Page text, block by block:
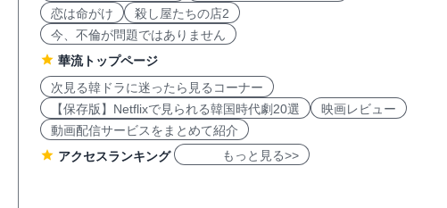
恋は命がけ
殺し屋たちの店2
今、不倫が問題ではありません
華流トップページ
次見る韓ドラに迷ったら見るコーナー
【保存版】Netflixで見られる韓国時代劇20選
映画レビュー
動画配信サービスをまとめて紹介
アクセスランキング
もっと見る>>